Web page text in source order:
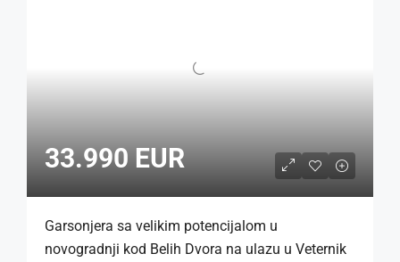
33.990 EUR
Garsonjera sa velikim potencijalom u
novogradnji kod Belih Dvora na ulazu u Veternik